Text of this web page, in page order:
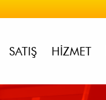
SATIŞ HIZMET